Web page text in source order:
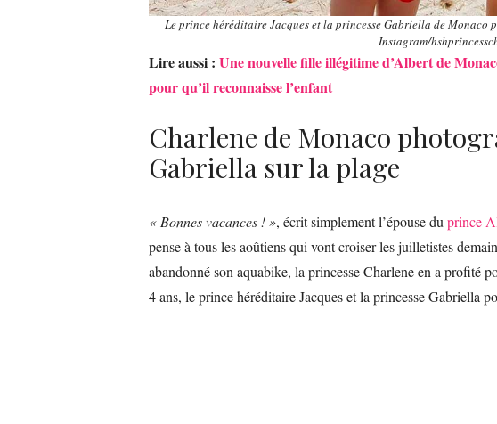
Le prince héréditaire Jacques et la princesse Gabriella de Monaco
Instagram/
Lire aussi : Une nouvelle fille illégitime d’Albert de
pour qu’il reconnaisse l’enfant
Charlene de Monaco
Gabriella sur la plage
« Bonnes vacances ! », écrit simplement l’épouse duprince
pense à tous les aoûtiens qui vont croiser les juilletistes
abandonné son aquabike, la princesse Charlene en a profité
4 ans, le prince héréditaire Jacques et la princesse Gabriella